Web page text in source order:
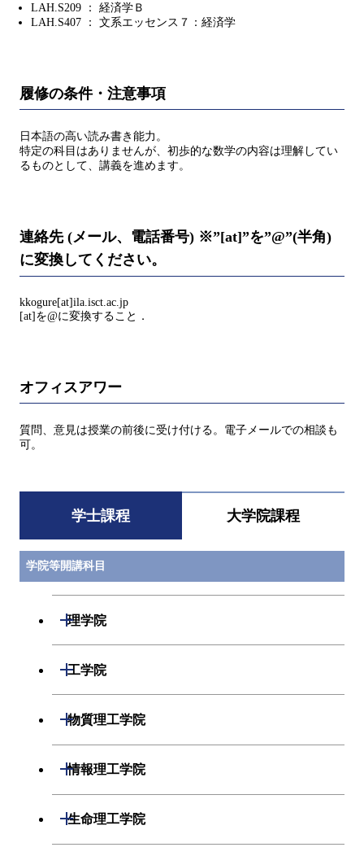
LAH.S209 ： 経済学Ｂ
LAH.S407 ： 文系エッセンス７：経済学
履修の条件・注意事項
日本語の高い読み書き能力。
特定の科目はありませんが、初歩的な数学の内容は理解してい
るものとして、講義を進めます。
連絡先 (メール、電話番号) ※”[at]”を”@”(半角)
に変換してください。
kkogure[at]ila.isct.ac.jp
[at]を@に変換すること．
オフィスアワー
質問、意見は授業の前後に受け付ける。電子メールでの相談も
可。
学士課程 大学院課程
学院等開講科目
理学院
開閉
化学系
初年次専門科目
工学院
開閉
機械系
電気電子系
物質理工学院
開閉
材料系
初年次専門科目
情報理工学院
開閉
数理・計算科学系
生命理工学院
開閉